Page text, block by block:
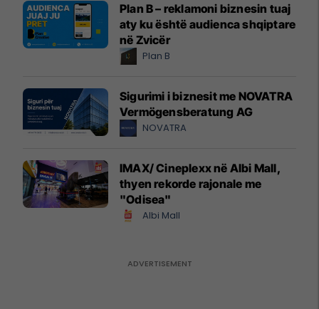
Plan B – reklamoni biznesin tuaj
aty ku është audienca shqiptare
në Zvicër
Plan B
Sigurimi i biznesit me NOVATRA
Vermögensberatung AG
NOVATRA
IMAX/ Cineplexx në Albi Mall,
thyen rekorde rajonale me
"Odisea"
Albi Mall